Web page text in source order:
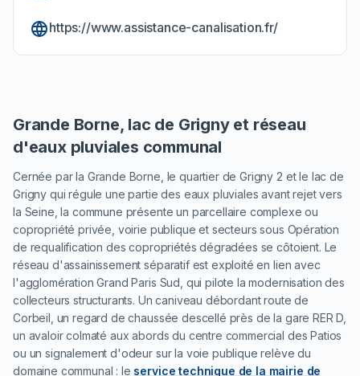
https://www.assistance-canalisation.fr/
Grande Borne, lac de Grigny et réseau
d'eaux pluviales communal
Cernée par la Grande Borne, le quartier de Grigny 2 et le lac de
Grigny qui régule une partie des eaux pluviales avant rejet vers
la Seine, la commune présente un parcellaire complexe ou
copropriété privée, voirie publique et secteurs sous Opération
de requalification des copropriétés dégradées se côtoient. Le
réseau d'assainissement séparatif est exploité en lien avec
l'agglomération Grand Paris Sud, qui pilote la modernisation des
collecteurs structurants. Un caniveau débordant route de
Corbeil, un regard de chaussée descellé près de la gare RER D,
un avaloir colmaté aux abords du centre commercial des Patios
ou un signalement d'odeur sur la voie publique relève du
domaine communal : le service technique de la mairie de